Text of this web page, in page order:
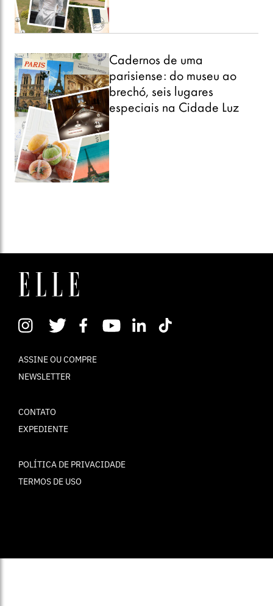
Cadernos de uma
parisiense: do museu ao
brechó, seis lugares
especiais na Cidade Luz
ASSINE OU COMPRE
NEWSLETTER
CONTATO
EXPEDIENTE
POLÍTICA DE PRIVACIDADE
TERMOS DE USO